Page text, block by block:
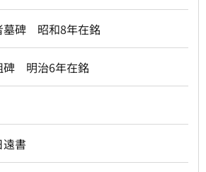
墓碑 昭和8年在銘
碑 明治6年在銘
書